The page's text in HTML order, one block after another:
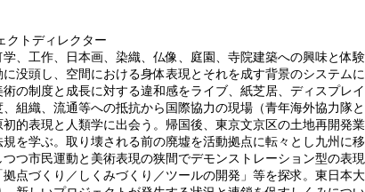
トディレクター
、工作、日本画、染織、仏像、庭園、寺院建築への興味と体
没頭し、空間における身体表現とそれを成す背景のシステム
の制度と成長に対する違和感をライブ、紙芝居、ディスプレ
組織、流通等への抵抗から国際協力の現場（青年海外協力隊
的表現と人類学に出会う。帰国後、東京文京区の土地再開発
を学ぶ。取り壊される前の廃墟を活動拠点に転々とし九州に
つ市民運動と美術表現の狭間でデモンストレーション型の表
点づくり／しくみづくり／ツールの開発」等を探求。東日本